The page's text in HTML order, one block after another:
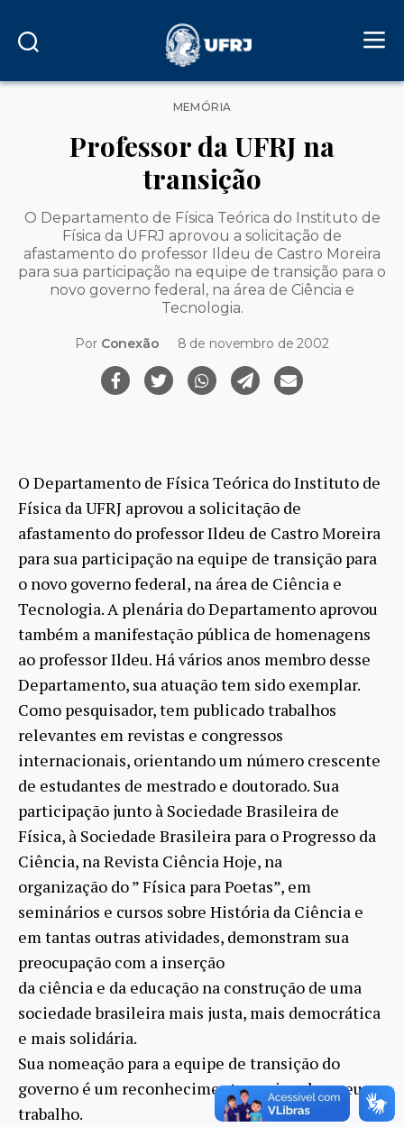
Categorias
MEMÓRIA
Professor da UFRJ na
transição
O Departamento de Física Teórica do Instituto de
Física da UFRJ aprovou a solicitação de
afastamento do professor Ildeu de Castro Moreira
para sua participação na equipe de transição para o
novo governo federal, na área de Ciência e
Tecnologia.
Por Conexão 8 de novembro de 2002
O Departamento de Física Teórica do Instituto de
Física da UFRJ aprovou a solicitação de
afastamento do professor Ildeu de Castro Moreira
para sua participação na equipe de transição para
o novo governo federal, na área de Ciência e
Tecnologia. A plenária do Departamento aprovou
também a manifestação pública de homenagens
ao professor Ildeu. Há vários anos membro desse
Departamento, sua atuação tem sido exemplar.
Como pesquisador, tem publicado trabalhos
relevantes em revistas e congressos
internacionais, orientando um número crescente
de estudantes de mestrado e doutorado. Sua
participação junto à Sociedade Brasileira de
Física, à Sociedade Brasileira para o Progresso da
Ciência, na Revista Ciência Hoje, na
organização do ” Física para Poetas”, em
seminários e cursos sobre História da Ciência e
em tantas outras atividades, demonstram sua
preocupação com a inserção
da ciência e da educação na construção de uma
sociedade brasileira mais justa, mais democrática
e mais solidária.
Sua nomeação para a equipe de transição do
governo é um reconhecimento nacional ao seu
trabalho.